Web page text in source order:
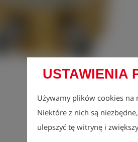
USTAWIENIA
Używamy plików cookies
Niektóre z nich są
ulepszyć tę witrynę i